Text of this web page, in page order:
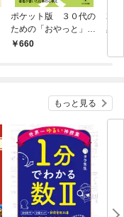
ポケット版 ３０代の
ための「おやっと」ノ
ート660
黒
もっと見る